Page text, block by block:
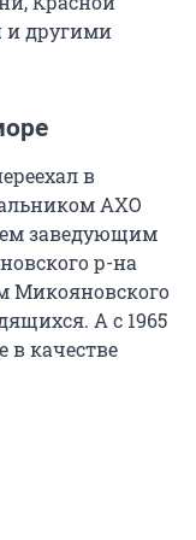
и другими
в
АХО
заведующим
р-на
Микояновского
А с 1965
в качестве